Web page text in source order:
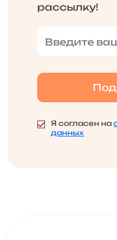
рассылку!
Я согласен на
данных